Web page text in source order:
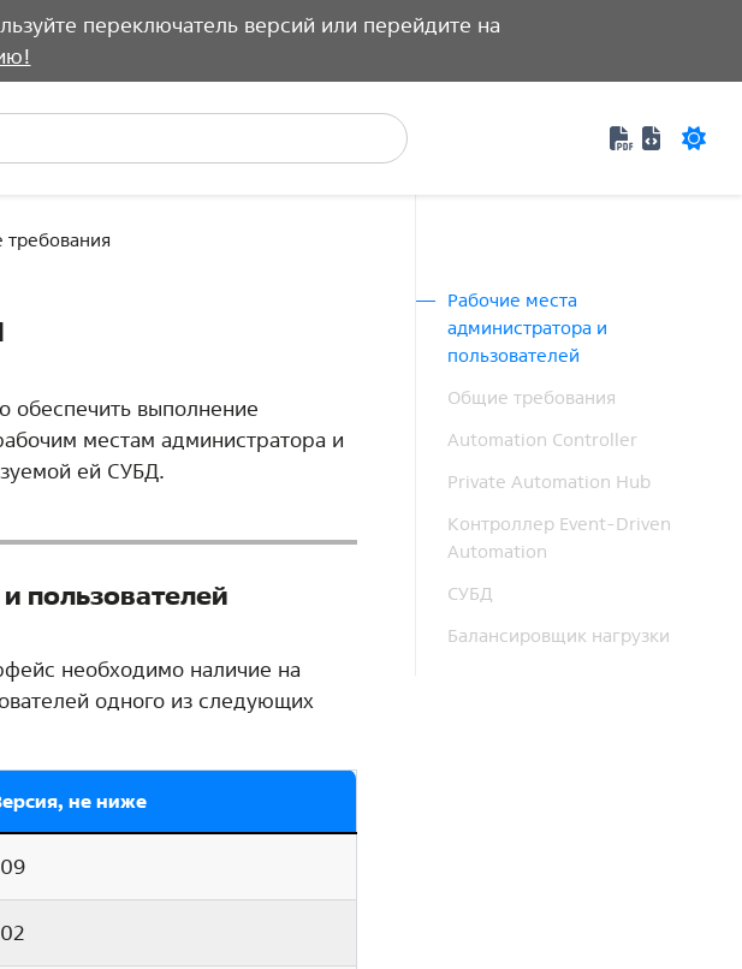
переключатель версий или перейдите на
обеспечить выполнение
местам администратора и
ей СУБД.
пользователей
необходимо наличие на
одного из следующих
не ниже
Рабочие места
администратора и
пользователей
Общие требования
Automation Controller
Private Automation Hub
Контроллер Event-Driven
Automation
СУБД
Балансировщик нагрузки